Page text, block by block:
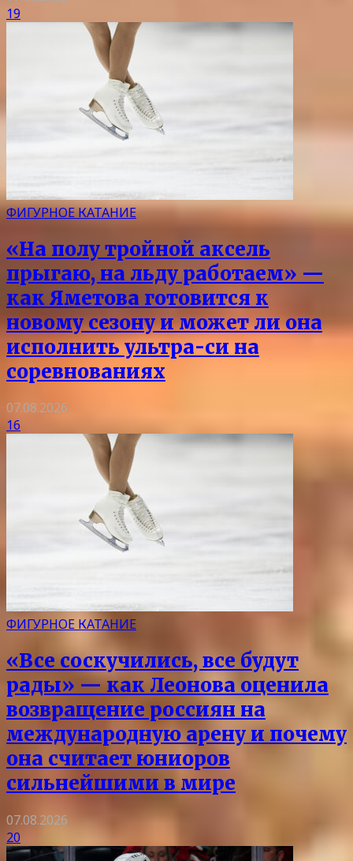
19
ФИГУРНОЕ КАТАНИЕ
«На полу тройной аксель
прыгаю, на льду работаем» —
как Яметова готовится к
новому сезону и может ли она
исполнить ультра-си на
соревнованиях
07.08.2026
16
ФИГУРНОЕ КАТАНИЕ
«Все соскучились, все будут
рады» — как Леонова оценила
возвращение россиян на
международную арену и почему
она считает юниоров
сильнейшими в мире
07.08.2026
20